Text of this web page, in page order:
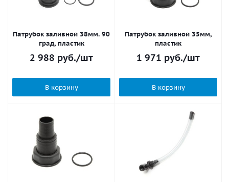
Патрубок заливной 38мм. 90
град, пластик
2 988 руб./шт
В корзину
Патрубок заливной 35мм,
пластик
1 971 руб./шт
В корзину